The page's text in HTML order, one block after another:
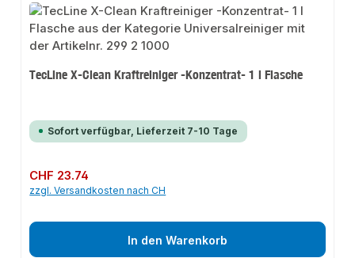
TecLine X-Clean Kraftreiniger -Konzentrat- 1 l Flasche
Sofort verfügbar, Lieferzeit 7-10 Tage
Regulärer Preis:
CHF 23.74
zzgl. Versandkosten nach CH
In den Warenkorb